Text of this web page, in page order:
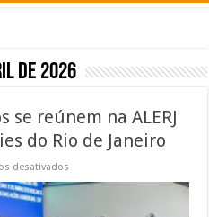
de 2026
reúnem na ALERJ
do Rio de Janeiro
desativados
e